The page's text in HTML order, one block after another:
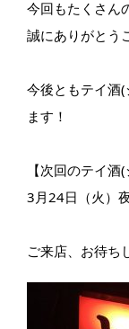
今回もたくさん
誠にありがとう
今後ともテイ酒
ます！
【次回のテイ酒
3月24日（火）
ご来店、お待ち